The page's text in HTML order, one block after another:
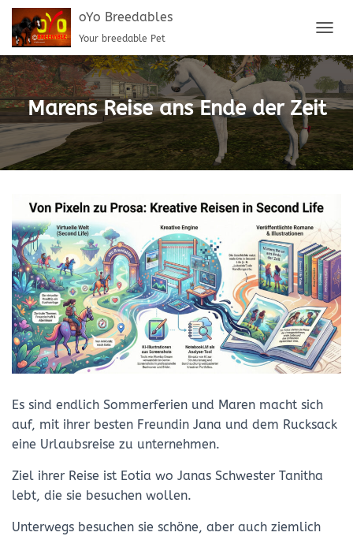
oYo Breedables
Your breedable Pet
O
G
L
E
A
V
O
N
Marens Reise ans Ende der Zeit
Es sind endlich Sommerferien und Maren macht sich
auf, mit ihrer besten Freundin Jana und dem Rucksack
eine Urlaubsreise zu unternehmen.
Ziel ihrer Reise ist Eotia wo Janas Schwester Tanitha
lebt, die sie besuchen wollen.
Unterwegs besuchen sie schöne, aber auch ziemlich